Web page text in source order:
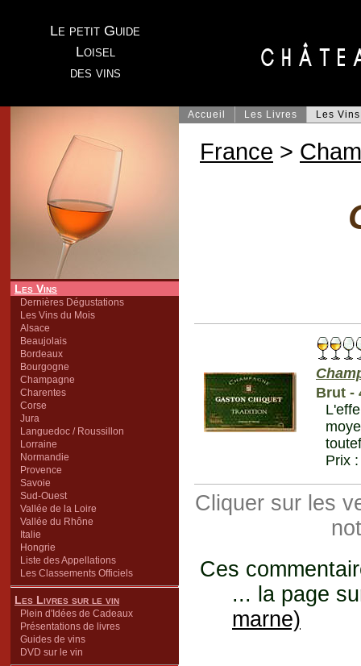
Le petit Guide
Loisel
des vins
Les Vins
Dernières Dégustations
Les Vins du Mois
Alsace
Beaujolais
Bordeaux
Bourgogne
Champagne
Charentes
Corse
Jura
Languedoc / Roussillon
Lorraine
Normandie
Provence
Savoie
Sud-Ouest
Vallée de la Loire
Vallée du Rhône
Italie
Hongrie
Liste des Appellations
Les Classements Officiels
Les Livres sur le vin
Plein d'Idées de Cadeaux
Présentations de livres
Guides de vins
DVD sur le vin
Accueil Les Livres Les Vins
France >
Brut -
Prix
Cliquer sur les
Ces
... la page
marne)